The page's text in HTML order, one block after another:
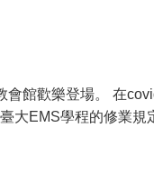
館歡樂登場。 在
大EMS學程的修業規